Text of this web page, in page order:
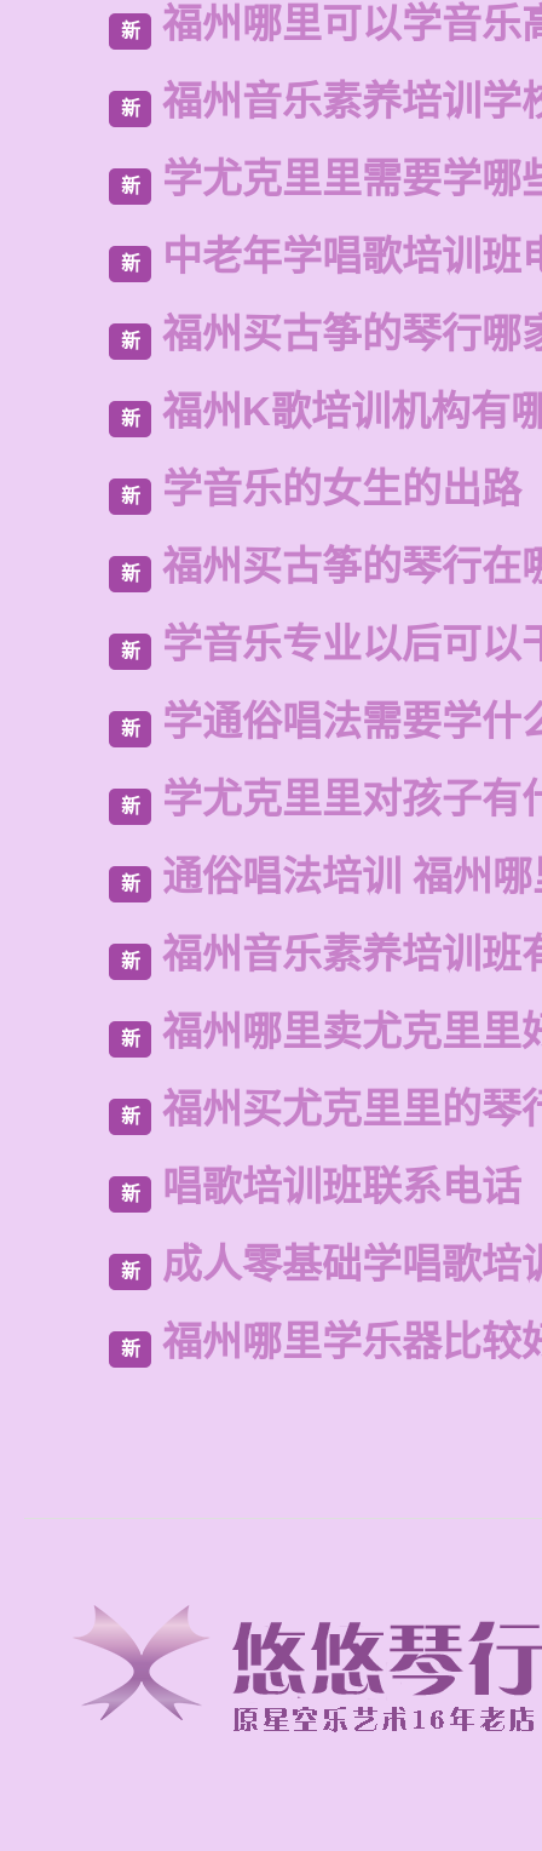
新 福州哪里可以学音乐
新 福州音乐素养培训学
新 学尤克里里需要学哪
新 中老年学唱歌培训班
新 福州买古筝的琴行哪
新 福州K歌培训机构有
新 学音乐的女生的出路
新 福州买古筝的琴行在
新 学音乐专业以后可以
新 学通俗唱法需要学什
新 学尤克里里对孩子有
新 通俗唱法培训 福州
新 福州音乐素养培训班
新 福州哪里卖尤克里里
新 福州买尤克里里的琴
新 唱歌培训班联系电话
新 成人零基础学唱歌培
新 福州哪里学乐器比较